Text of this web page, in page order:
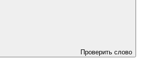
Проверить слово